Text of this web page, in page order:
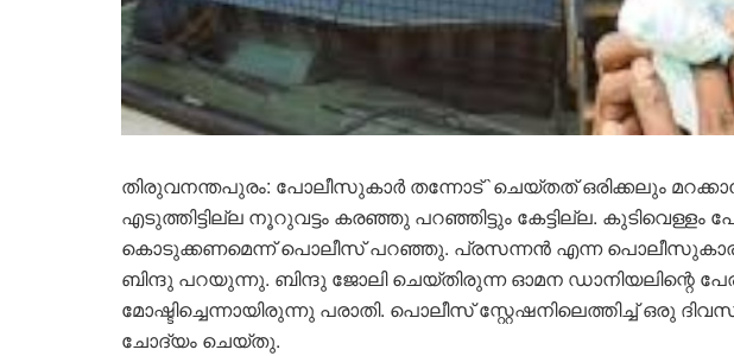
തിരുവനന്തപുരം: പോലീസുകാർ തന്നോട് `ചെയ്തത് ഒരിക്കലും
എടുത്തിട്ടില്ല നൂറുവട്ടം കരഞ്ഞു പറഞ്ഞിട്ടും കേട്ടില്ല. കുടിവെള്ളം
കൊടുക്കണമെന്ന് പൊലീസ് പറഞ്ഞു. പ്രസന്നൻ എന്ന
ബിന്ദു പറയുന്നു. ബിന്ദു ജോലി ചെയ്തിരുന്ന ഓമന ഡാനിയലിന്റെ
മോഷ്ടിച്ചെന്നായിരുന്നു പരാതി. പൊലീസ് സ്റ്റേഷനിലെത്തിച്ച് ഒരു
ചോദ്യം ചെയ്തു.